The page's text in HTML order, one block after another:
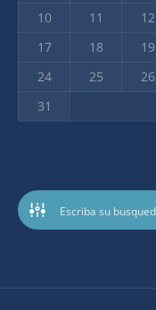
10
11 12
17
18 19
24
25 26
31